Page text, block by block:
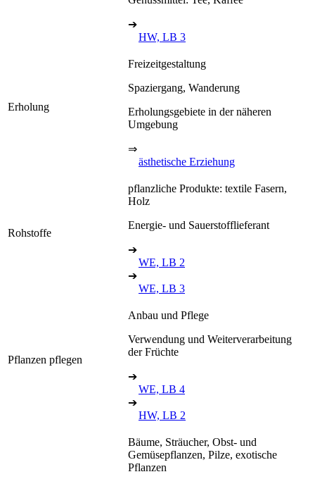
➔
HW, LB 3
Erholung
Freizeitgestaltung
Spaziergang, Wanderung
Erholungsgebiete in der näheren
Umgebung
⇒
ästhetische Erziehung
Rohstoffe
pflanzliche Produkte: textile Fasern,
Holz
Energie- und Sauerstofflieferant
➔
WE, LB 2
➔
WE, LB 3
Pflanzen pflegen
Anbau und Pflege
Verwendung und Weiterverarbeitung
der Früchte
➔
WE, LB 4
➔
HW, LB 2
Bäume, Sträucher, Obst- und
Gemüsepflanzen, Pilze, exotische
Pflanzen